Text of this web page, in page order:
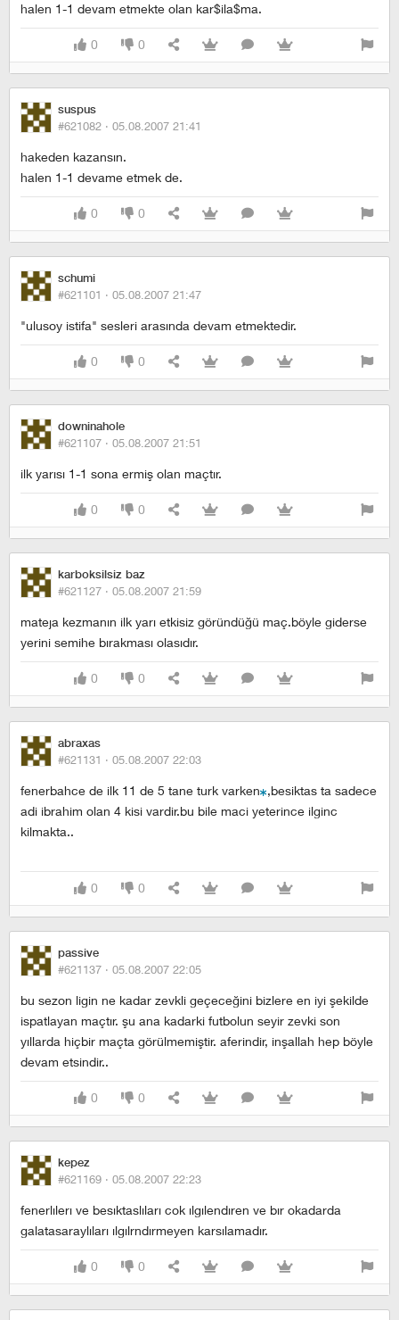
halen 1-1 devam etmekte olan kar$ila$ma.
0 0
suspus
#621082 · 05.08.2007 21:41
hakeden kazansın.
halen 1-1 devame etmek de.
0 0
schumi
#621101 · 05.08.2007 21:47
"ulusoy istifa" sesleri arasında devam etmektedir.
0 0
downinahole
#621107 · 05.08.2007 21:51
ilk yarısı 1-1 sona ermiş olan maçtır.
0 0
karboksilsiz baz
#621127 · 05.08.2007 21:59
mateja kezmanın ilk yarı etkisiz göründüğü maç.böyle giderse
yerini semihe bırakması olasıdır.
0 0
abraxas
#621131 · 05.08.2007 22:03
fenerbahce de ilk 11 de 5 tane turk varken ,besiktas ta sadece
adi ibrahim olan 4 kisi vardir.bu bile maci yeterince ilginc
kilmakta..
0 0
passive
#621137 · 05.08.2007 22:05
bu sezon ligin ne kadar zevkli geçeceğini bizlere en iyi şekilde
ispatlayan maçtır. şu ana kadarki futbolun seyir zevki son
yıllarda hiçbir maçta görülmemiştir. aferindir, inşallah hep böyle
devam etsindir..
0 0
kepez
#621169 · 05.08.2007 22:23
fenerlılerı ve besıktaslıları cok ılgılendıren ve bır okadarda
galatasaraylıları ılgılrndırmeyen karsılamadır.
0 0